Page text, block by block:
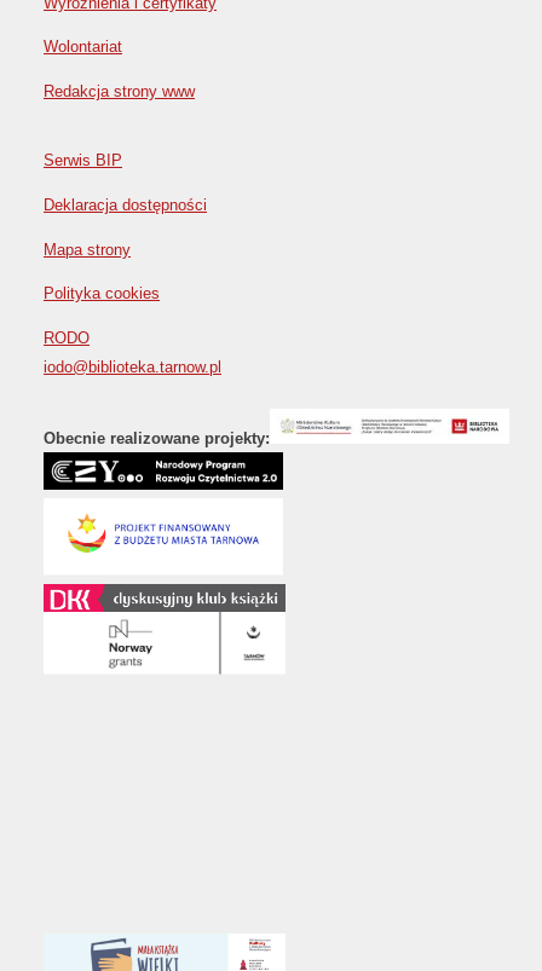
Wolontariat
Redakcja strony www
Serwis BIP
Deklaracja dostępności
Mapa strony
Polityka cookies
RODO
iodo@biblioteka.tarnow.pl
Obecnie realizowane projekty: